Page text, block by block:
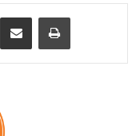
Share via Email Print